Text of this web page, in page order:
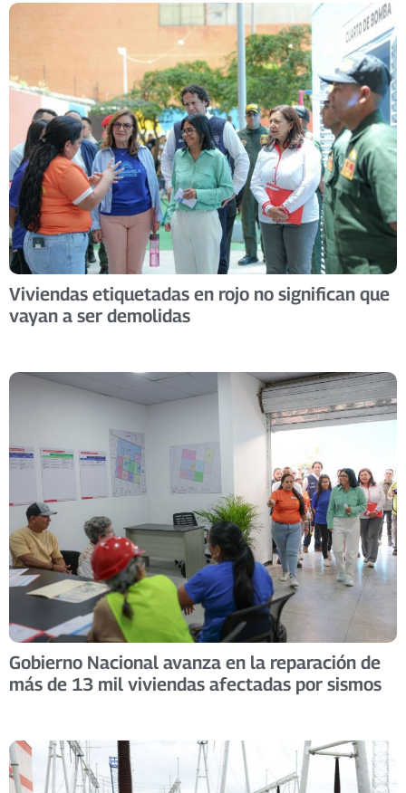
Viviendas etiquetadas en rojo no significan que
vayan a ser demolidas
Gobierno Nacional avanza en la reparación de
más de 13 mil viviendas afectadas por sismos